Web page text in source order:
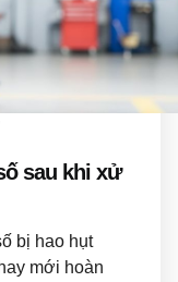
sau khi xử
bị hao hụt
mới hoàn